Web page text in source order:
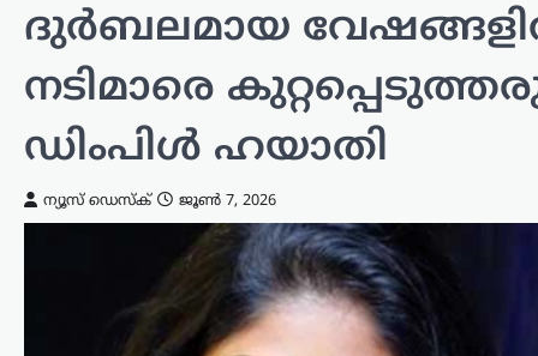
ദുർബലമായ
നടിമാരെ
ഡിംപിൾ ഹയാതി
ന്യൂസ് ഡെസ്ക് ജൂൺ 7, 2026